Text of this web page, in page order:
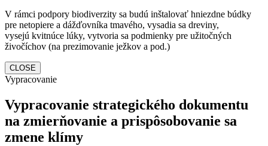
V rámci podpory biodiverzity sa budú inštalovať hniezdne búdky
pre netopiere a dážďovníka tmavého, vysadia sa dreviny,
vysejú kvitnúce lúky, vytvoria sa podmienky pre užitočných
živočíchov (na prezimovanie ježkov a pod.)
CLOSE
Vypracovanie
Vypracovanie strategického dokumentu
na zmierňovanie a prispôsobovanie sa
zmene klímy